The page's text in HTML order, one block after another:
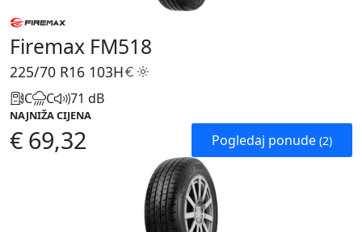
Firemax FM518
225/70 R16 103H
C C 71 dB
NAJNIŽA CIJENA
€ 69,32 Pogledaj ponude (2)